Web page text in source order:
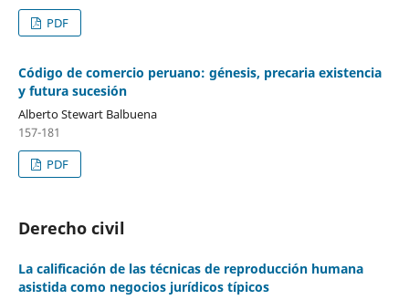
PDF
Código de comercio peruano: génesis, precaria existencia
y futura sucesión
Alberto Stewart Balbuena
157-181
PDF
Derecho civil
La calificación de las técnicas de reproducción humana
asistida como negocios jurídicos típicos